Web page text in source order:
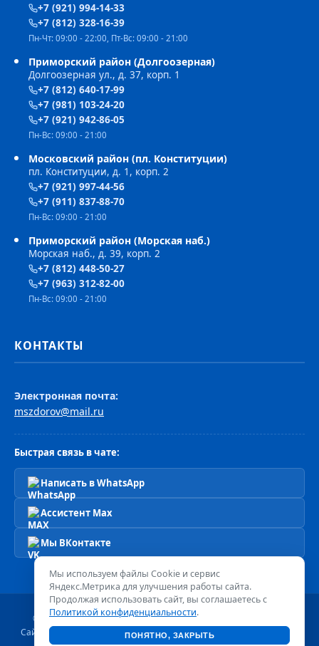
+7 (921) 994-14-33
+7 (812) 328-16-39
Пн-Чт: 09:00 - 22:00, Пт-Вс: 09:00 - 21:00
Приморский район (Долгоозерная)
Долгоозерная ул., д. 37, корп. 1
+7 (812) 640-17-99
+7 (981) 103-24-20
+7 (921) 942-86-05
Пн-Вс: 09:00 - 21:00
Московский район (пл. Конституции)
пл. Конституции, д. 1, корп. 2
+7 (921) 997-44-56
+7 (911) 837-88-70
Пн-Вс: 09:00 - 21:00
Приморский район (Морская наб.)
Морская наб., д. 39, корп. 2
+7 (812) 448-50-27
+7 (963) 312-82-00
Пн-Вс: 09:00 - 21:00
КОНТАКТЫ
Электронная почта:
mszdorov@mail.ru
Быстрая связь в чате:
Написать в WhatsApp
Ассистент Max
Мы ВКонтакте
© 2026 Сеть клиник «Мир Здоровья». Все права защищены.
Сайт носит информационный характер и не является публичной
Мы используем файлы Cookie и сервис
Яндекс.Метрика для улучшения работы сайта.
Продолжая использовать сайт, вы соглашаетесь с
Политикой конфиденциальности.
ПОНЯТНО, ЗАКРЫТЬ